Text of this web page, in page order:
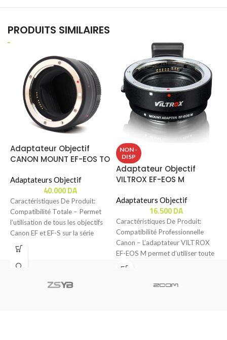
PRODUITS SIMILAIRES
Adaptateur Objectif
CANON MOUNT EF-EOS TO
Adaptateurs Objectif
40.000DA
Caractéristiques De Produit:
Compatibilité Totale – Permet
l’utilisation de tous les objectifs
Canon EF et EF-S sur la série
d’appareils
NON -
DISP
Adaptateur Objectif
VILTROX EF-EOS M
Adaptateurs Objectif
16.500DA
Caractéristiques De Produit:
Compatibilité Professionnelle
Canon – L’adaptateur VILTROX
EF-EOS M permet d’utiliser toute
la gamme d’objectifs Canon EF et